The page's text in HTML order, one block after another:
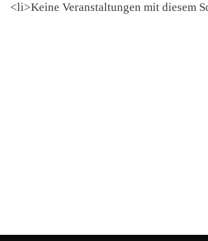
<li>Keine Veranstaltungen mit diesem